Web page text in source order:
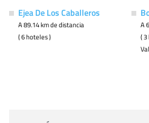
Ejea De Los Caballeros
A 89.14 km de distancia
( 6 hoteles )
A
(